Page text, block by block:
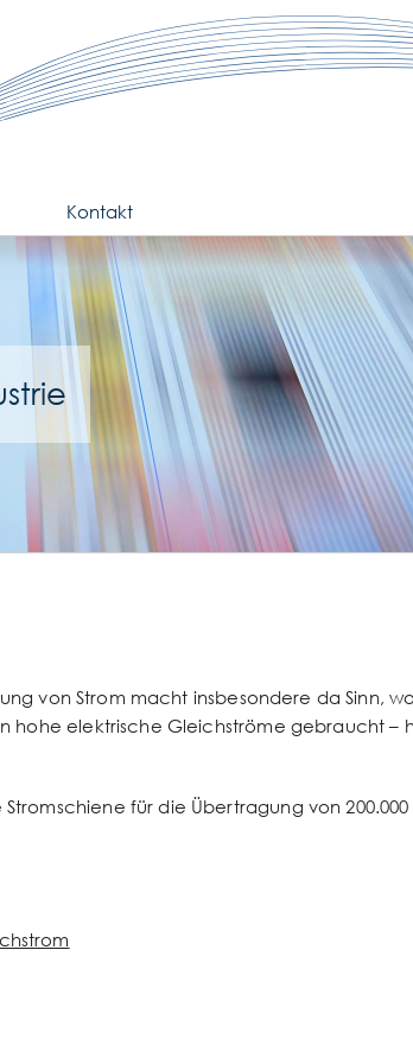
Kontakt
von Strom macht insbesondere da Sinn,
hohe elektrische Gleichströme gebraucht –
für die Übertragung von